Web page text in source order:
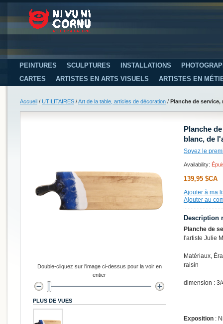
PEINTURES SCULPTURES INSTALLATIONS
CARTES
ARTISTES EN ARTS VISUELS ARTISTES EN
Accueil / UTILITAIRES /Art de la table, articles de décoration / Planche de
Planche
blanc, de
Soyez le
Availability:
139,95 $CA
Ajouter à ma
Ajouter au
Description
Planche de
l'artiste Julie
Matériaux,
raisin
dimension :
Exposition :
Double-cliquez sur l'image ci-dessus pour la voir en
entier
PLUS DE VUES